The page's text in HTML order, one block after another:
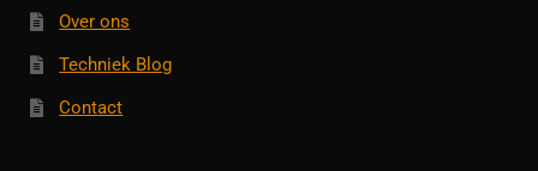
Over ons
Techniek Blog
Contact